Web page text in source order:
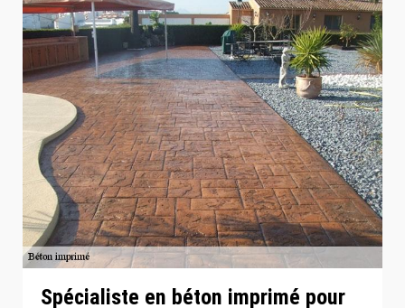
Spécialiste en béton imprimé pour